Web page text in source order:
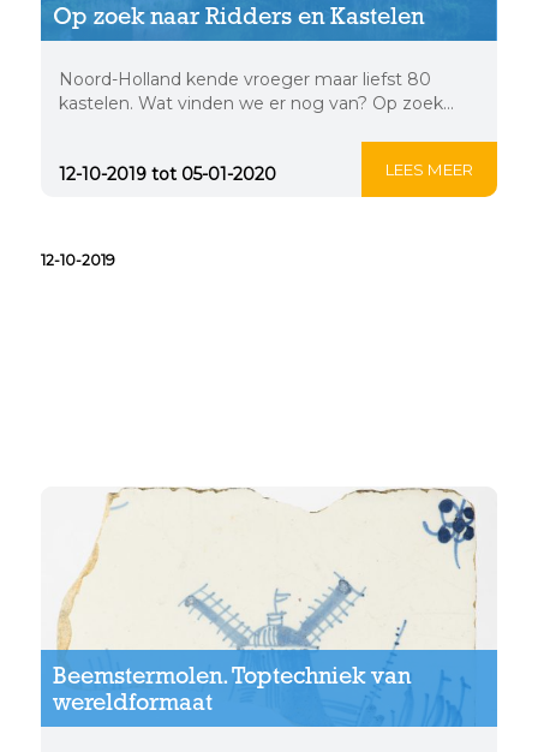
Op zoek naar Ridders en Kastelen
Noord-Holland kende vroeger maar liefst 80
kastelen. Wat vinden we er nog van? Op zoek...
12-10-2019 tot 05-01-2020 LEES MEER
12-10-2019
Beemstermolen. Toptechniek van
wereldformaat